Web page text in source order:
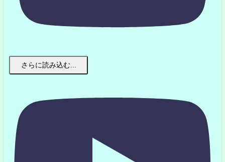
さらに読み込む...